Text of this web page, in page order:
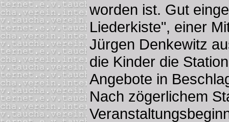
worden ist. Gut
Liederkiste", einer
Jürgen Denkewitz
die Kinder die
Angebote in
Nach zögerlichem